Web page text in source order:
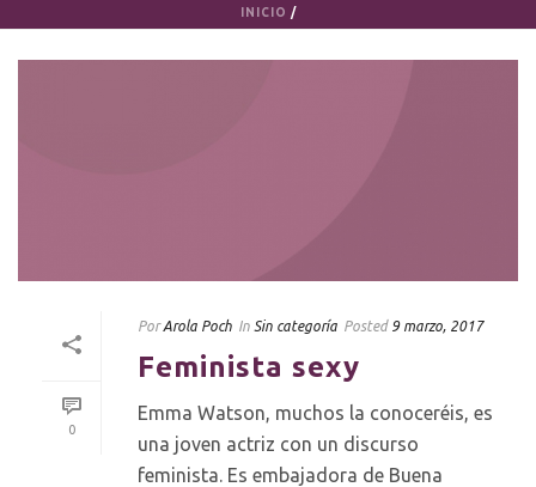
INICIO /
0
Por Arola Poch In Sin categoría Posted 9 marzo, 2017
Feminista sexy
Emma Watson, muchos la conoceréis, es
una joven actriz con un discurso
feminista. Es embajadora de Buena